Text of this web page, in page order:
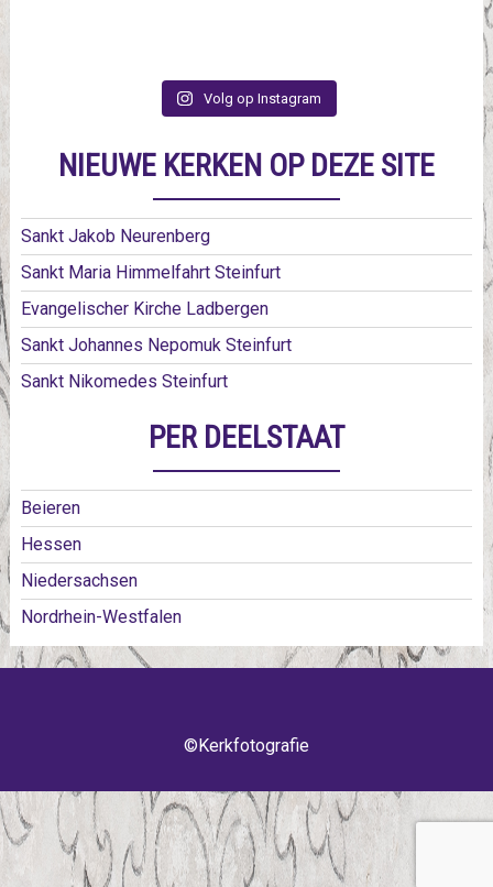
Volg op Instagram
NIEUWE KERKEN OP DEZE SITE
Sankt Jakob Neurenberg
Sankt Maria Himmelfahrt Steinfurt
Evangelischer Kirche Ladbergen
Sankt Johannes Nepomuk Steinfurt
Sankt Nikomedes Steinfurt
PER DEELSTAAT
Beieren
Hessen
Niedersachsen
Nordrhein-Westfalen
©Kerkfotografie